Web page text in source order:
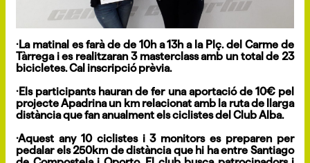
·La matinal es farà de de 10h a 13h a la Plç. del Carme de
Tàrrega i es realitzaran 3 masterclass amb un total de 23
bicicletes. Cal inscripció prèvia.
·Els participants hauran de fer una aportació de 10€ pel
projecte Apadrina un km relacionat amb la ruta de llarga
distància que fan anualment els ciclistes del Club Alba.
·Aquest any 10 ciclistes i 3 monitors es preparen per
pedalar els 250km de distància que hi ha entre Santiago